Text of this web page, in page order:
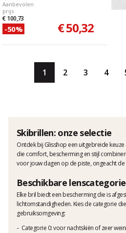
Aanbevolen
prijs
€ 100,73
-50% € 50,32
1 2 3 4
Skibrillen: onze selectie
Ontdek bij Glisshop een uitgebreide
die comfort, bescherming en stijl
voor jouw dagen op de piste, ongeacht
Beschikbare
Elke bril biedt een bescherming die is
lichtomstandigheden. Kies de categorie
gebruiksomgeving:
Categorie 0: voor nachtskiën of zeer